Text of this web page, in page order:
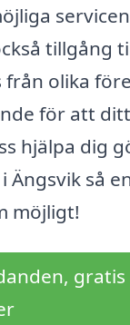
tillgång
från olika
för att
hjälpa dig
Ängsvik så
möjligt!